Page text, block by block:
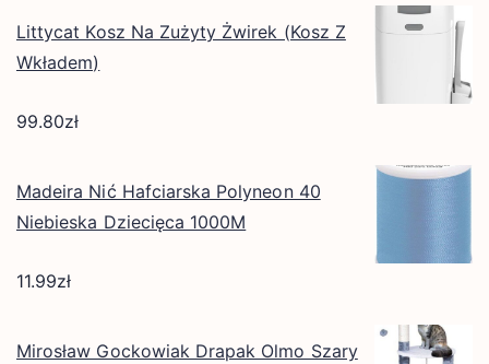
Littycat Kosz Na Zużyty Żwirek (Kosz Z
Wkładem)
99.80zł
Madeira Nić Hafciarska Polyneon 40
Niebieska Dziecięca 1000M
11.99zł
Mirosław Gockowiak Drapak Olmo Szary